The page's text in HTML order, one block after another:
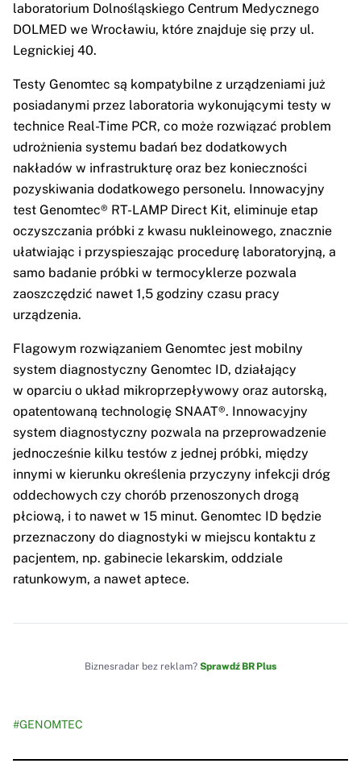
laboratorium Dolnośląskiego Centrum Medycznego
DOLMED we Wrocławiu, które znajduje się przy ul.
Legnickiej 40.
Testy Genomtec są kompatybilne z urządzeniami już
posiadanymi przez laboratoria wykonującymi testy w
technice Real-Time PCR, co może rozwiązać problem
udrożnienia systemu badań bez dodatkowych
nakładów w infrastrukturę oraz bez konieczności
pozyskiwania dodatkowego personelu. Innowacyjny
test Genomtec® RT-LAMP Direct Kit, eliminuje etap
oczyszczania próbki z kwasu nukleinowego, znacznie
ułatwiając i przyspieszając procedurę laboratoryjną, a
samo badanie próbki w termocyklerze pozwala
zaoszczędzić nawet 1,5 godziny czasu pracy
urządzenia.
Flagowym rozwiązaniem Genomtec jest mobilny
system diagnostyczny Genomtec ID, działający
w oparciu o układ mikroprzepływowy oraz autorską,
opatentowaną technologię SNAAT®. Innowacyjny
system diagnostyczny pozwala na przeprowadzenie
jednocześnie kilku testów z jednej próbki, między
innymi w kierunku określenia przyczyny infekcji dróg
oddechowych czy chorób przenoszonych drogą
płciową, i to nawet w 15 minut. Genomtec ID będzie
przeznaczony do diagnostyki w miejscu kontaktu z
pacjentem, np. gabinecie lekarskim, oddziale
ratunkowym, a nawet aptece.
Biznesradar bez reklam? Sprawdź BR Plus
#GENOMTEC